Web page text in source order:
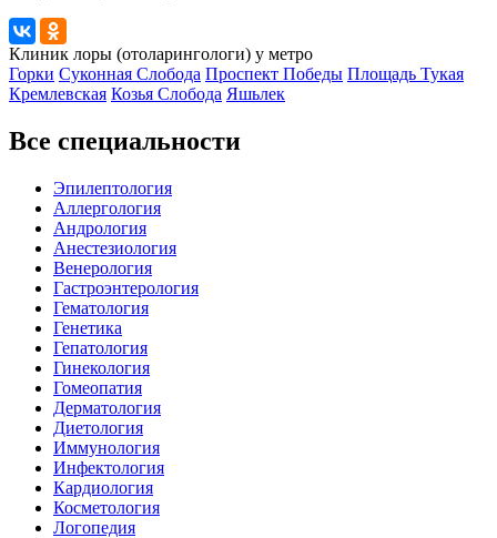
Клиник лоры (отоларингологи) у метро
Горки Суконная Слобода Проспект Победы Площадь Тукая
Кремлевская Козья Слобода Яшьлек
Все специальности
Эпилептология
Аллергология
Андрология
Анестезиология
Венерология
Гастроэнтерология
Гематология
Генетика
Гепатология
Гинекология
Гомеопатия
Дерматология
Диетология
Иммунология
Инфектология
Кардиология
Косметология
Логопедия